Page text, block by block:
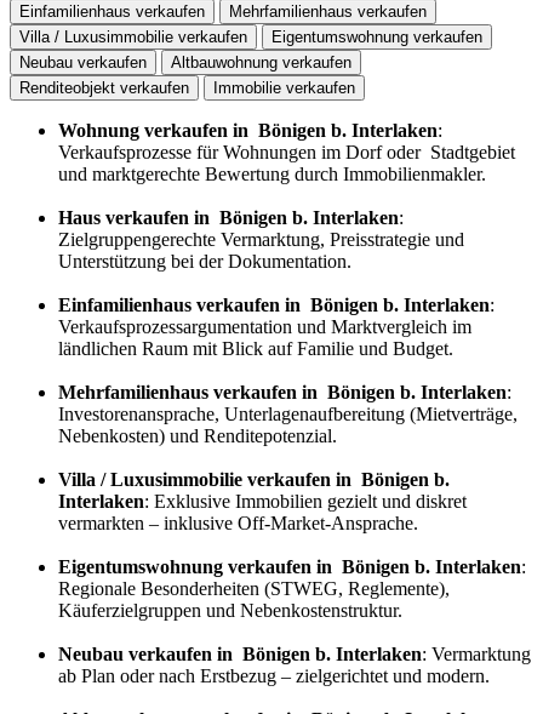
Einfamilienhaus verkaufen
Mehrfamilienhaus verkaufen
Villa / Luxusimmobilie verkaufen
Eigentumswohnung verkaufen
Neubau verkaufen
Altbauwohnung verkaufen
Renditeobjekt verkaufen
Immobilie verkaufen
Wohnung verkaufen in Bönigen b. Interlaken:
Verkaufsprozesse für Wohnungen im Dorf oder Stadtgebiet
und marktgerechte Bewertung durch Immobilienmakler.
Haus verkaufen in Bönigen b. Interlaken:
Zielgruppengerechte Vermarktung, Preisstrategie und
Unterstützung bei der Dokumentation.
Einfamilienhaus verkaufen in Bönigen b. Interlaken:
Verkaufsprozessargumentation und Marktvergleich im
ländlichen Raum mit Blick auf Familie und Budget.
Mehrfamilienhaus verkaufen in Bönigen b. Interlaken:
Investorenansprache, Unterlagenaufbereitung (Mietverträge,
Nebenkosten) und Renditepotenzial.
Villa / Luxusimmobilie verkaufen in Bönigen b.
Interlaken: Exklusive Immobilien gezielt und diskret
vermarkten – inklusive Off-Market-Ansprache.
Eigentumswohnung verkaufen in Bönigen b. Interlaken:
Regionale Besonderheiten (STWEG, Reglemente),
Käuferzielgruppen und Nebenkostenstruktur.
Neubau verkaufen in Bönigen b. Interlaken: Vermarktung
ab Plan oder nach Erstbezug – zielgerichtet und modern.